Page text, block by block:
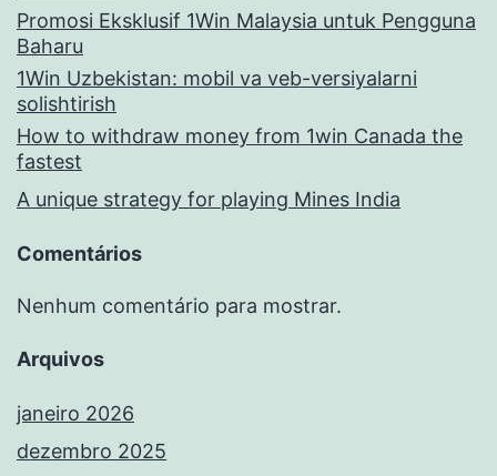
Promosi Eksklusif 1Win Malaysia untuk Pengguna
Baharu
1Win Uzbekistan: mobil va veb-versiyalarni
solishtirish
How to withdraw money from 1win Canada the
fastest
A unique strategy for playing Mines India
Comentários
Nenhum comentário para mostrar.
Arquivos
janeiro 2026
dezembro 2025